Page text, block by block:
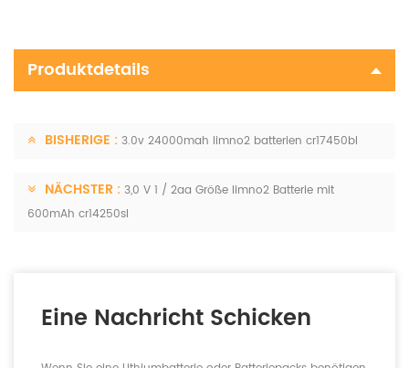
Produktdetails
BISHERIGE : 3.0v 24000mah limno2 batterien cr17450bl
NÄCHSTER : 3,0 V 1 / 2aa Größe limno2 Batterie mit
600mAh cr14250sl
Eine Nachricht Schicken